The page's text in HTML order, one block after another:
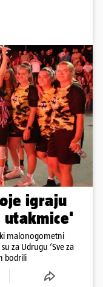
igraju
utakmice'
malonogometni
za Udrugu ‘Sve za
bodrili